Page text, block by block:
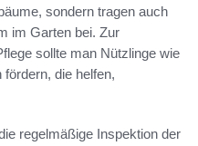
sondern tragen auch
im Garten bei. Zur
sollte man Nützlinge wie
die helfen,
regelmäßige Inspektion der